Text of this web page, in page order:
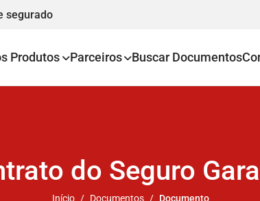
segurado
Produtos Parceiros Buscar Documentos
do Seguro
Início Documentos Documento